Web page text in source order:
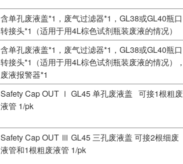
含单孔废液盖*1，废气过滤器*1，GL38或GL40瓶口
转接头*1（适用于用4L棕色试剂瓶装废液的情况）
含单孔废液盖*1，废气过滤器*1，GL38或GL40瓶口
转接头*1（适用于用4L棕色试剂瓶装废液的情况），
废液报警器*1
Safety Cap OUT Ⅰ GL45 单孔废液盖 可接1根粗废
液管 1/pk
Safety Cap OUT Ⅲ GL45 三孔废液盖 可接2根细废
液管和1根粗废液管 1/pk